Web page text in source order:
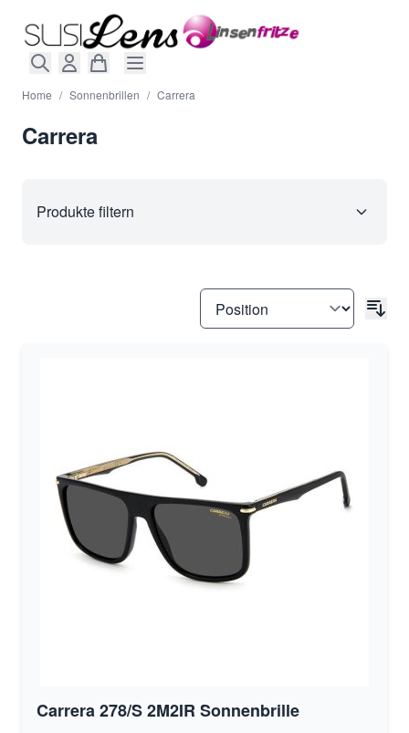
Home / Sonnenbrillen / Carrera
Carrera
Produkte filtern
Carrera 278/S 2M2IR Sonnenbrille